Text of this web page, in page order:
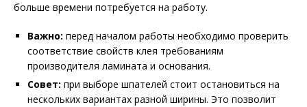
больше времени потребуется на работу.
Важно: перед началом работы необходимо проверить
соответствие свойств клея требованиям
производителя ламината и основания.
Совет: при выборе шпателей стоит остановиться на
нескольких вариантах разной ширины. Это позволит